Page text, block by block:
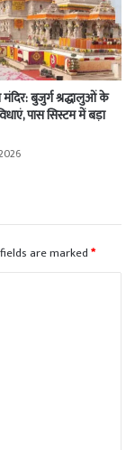
मंदिर: बुजुर्ग श्रद्धालुओं के
पास सिस्टम में बड़ा
are marked*